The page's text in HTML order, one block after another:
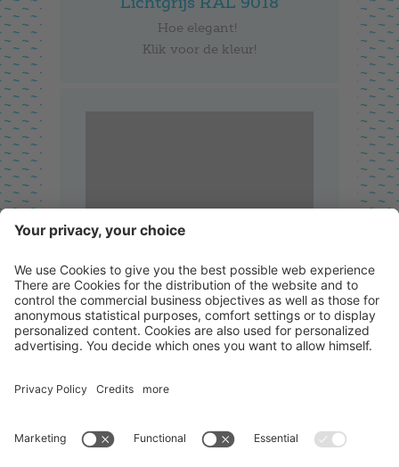
Hoe elegant!
Klik voor de kleur!
Betongrijs RAL 7040
Stijlvol en clean!
Klik voor de kleur!